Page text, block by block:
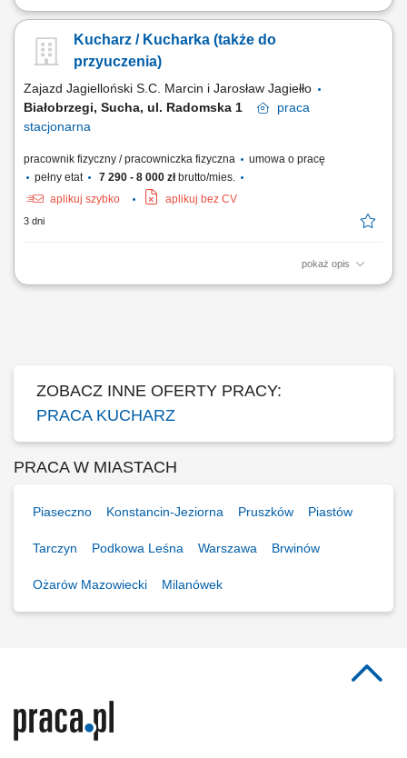
Twoje główne zadania: przygotowywanie potraw zgodnie z recepturą i
pozostałym zespołem Restauracji; utrzymywanie optymalnego poziomu
produkcji dań i współpraca przy zamawianiu produktów; dbanie o
Kucharz / Kucharka (także do
przyuczenia)
Zajazd Jagielloński S.C. Marcin i Jarosław Jagiełło
Białobrzegi, Sucha, ul. Radomska 1
praca
stacjonarna
pracownik fizyczny / pracowniczka fizyczna
umowa o pracę
pełny etat
7 290 - 8 000 złbrutto/mies.
aplikuj szybko
aplikuj bez CV
3 dni
pokaż opis
Opis stanowiska Aktywny udział w codziennym przygotowywaniu potraw
ZOBACZ INNE OFERTY PRACY:
PRACA KUCHARZ
PRACA W MIASTACH
Piaseczno Konstancin-Jeziorna Pruszków Piastów
Tarczyn Podkowa Leśna Warszawa Brwinów
Ożarów Mazowiecki Milanówek